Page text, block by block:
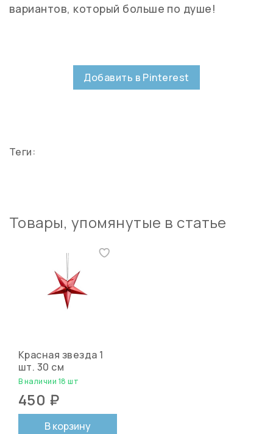
вариантов, который больше по душе!
Добавить в Pinterest
Теги:
Товары, упомянутые в статье
Красная звезда 1
шт. 30 см
В наличии 18 шт
450 ₽
В корзину